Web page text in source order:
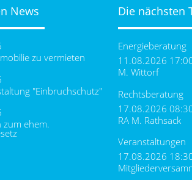
News
zu vermieten
"Einbruchschutz"
zum ehem.
Die nächsten
Energieberatung
11.08.2026
M. Wittorf
Rechtsberatung
17.08.2026
RA M. Rathsack
Veranstaltungen
17.08.2026